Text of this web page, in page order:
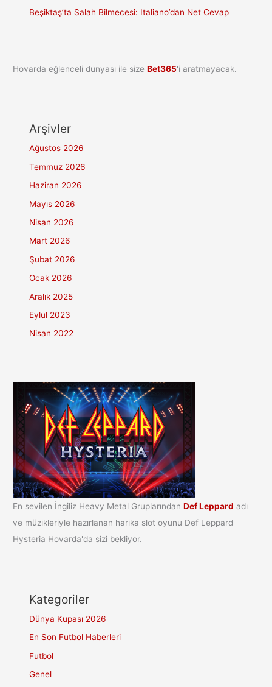
Beşiktaş’ta Salah Bilmecesi: Italiano’dan Net Cevap
Hovarda eğlenceli dünyası ile sizeBet365'i aratmayacak.
Arşivler
Ağustos 2026
Temmuz 2026
Haziran 2026
Mayıs 2026
Nisan 2026
Mart 2026
Şubat 2026
Ocak 2026
Aralık 2025
Eylül 2023
Nisan 2022
En sevilen İngiliz Heavy Metal GruplarındanDef Leppard adı
ve müzikleriyle hazırlanan harika slot oyunu Def Leppard
Hysteria Hovarda'da sizi bekliyor.
Kategoriler
Dünya Kupası 2026
En Son Futbol Haberleri
Futbol
Genel